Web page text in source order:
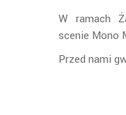
W ramach
scenie Mono
Przed nami